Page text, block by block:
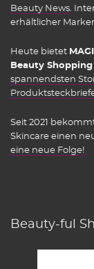
Beauty News .
erhältlicher
Heute bietet
Beauty
spannendsten
Seit 2021
Skincare einen
eine neue Folge!
Beauty-ful